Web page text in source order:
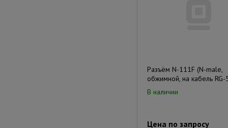
Разъём N-111F (N-male,
обжимной, на кабель RG-
В наличии
Цена по запросу